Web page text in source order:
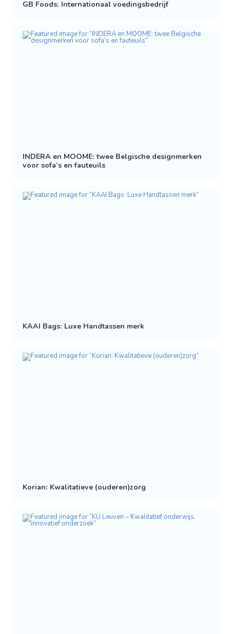
GB Foods: Internationaal voedingsbedrijf
INDERA en MOOME: twee Belgische designmerken
voor sofa’s en fauteuils
KAAI Bags: Luxe Handtassen merk
Korian: Kwalitatieve (ouderen)zorg